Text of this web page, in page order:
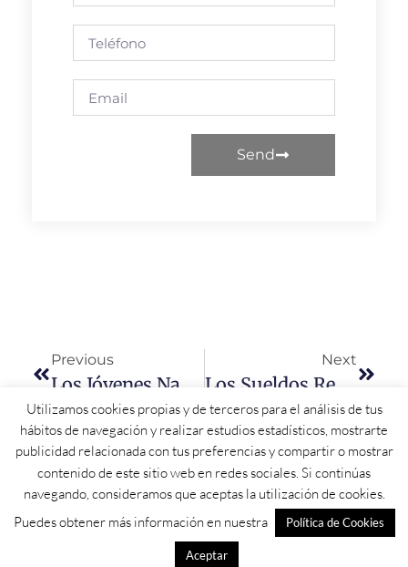
Send
Previous Next
Los Sueldos Recuperan Poder Adquisitivo Por Primera Vez Desde Marzo De 2021
Utilizamos cookies propias y de terceros para el análisis de tus
hábitos de navegación y realizar estudios estadísticos, mostrarte
publicidad relacionada con tus preferencias y compartir o mostrar
contenido de este sitio web en redes sociales. Si continúas
navegando, consideramos que aceptas la utilización de cookies.
Puedes obtener más información en nuestra
Política de Cookies
Aceptar